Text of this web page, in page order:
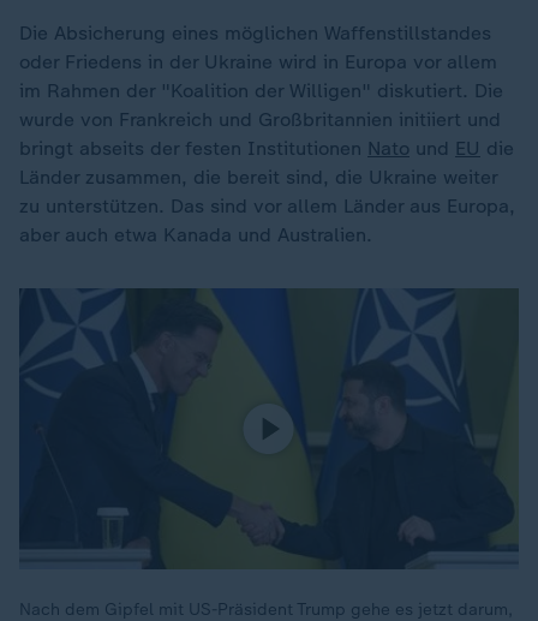
Die Absicherung eines möglichen Waffenstillstandes
oder Friedens in der Ukraine wird in Europa vor allem
im Rahmen der "Koalition der Willigen" diskutiert. Die
wurde von Frankreich und Großbritannien initiiert und
bringt abseits der festen Institutionen Nato und EU die
Länder zusammen, die bereit sind, die Ukraine weiter
zu unterstützen. Das sind vor allem Länder aus Europa,
aber auch etwa Kanada und Australien.
Nach dem Gipfel mit US-Präsident Trump gehe es jetzt darum,